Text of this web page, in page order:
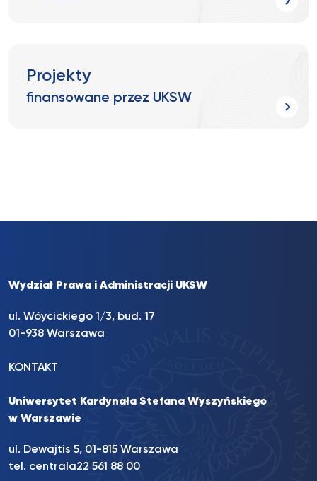
Projekty
finansowane przez UKSW
Wydział Prawa i Administracji UKSW
ul. Wóycickiego 1/3, bud. 17
01-938 Warszawa
KONTAKT
Uniwersytet Kardynała Stefana Wyszyńskiego
w Warszawie
ul. Dewajtis 5, 01-815 Warszawa
tel. centrala22 561 88 00